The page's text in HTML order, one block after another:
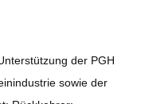
der PGH
sowie der